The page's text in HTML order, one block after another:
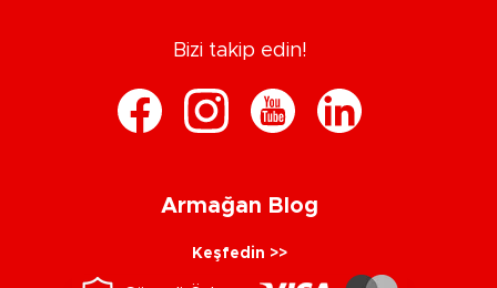
Bizi takip edin!
Armağan Blog
Keşfedin >>